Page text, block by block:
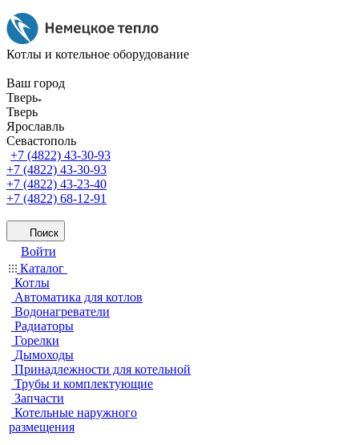
Котлы и котельное оборудование
Ваш город
Тверь
Тверь
Ярославль
Севастополь
+7 (4822) 43-30-93
+7 (4822) 43-30-93
+7 (4822) 43-23-40
+7 (4822) 68-12-91
Поиск
Войти
Каталог
Котлы
Автоматика для котлов
Водонагреватели
Радиаторы
Горелки
Дымоходы
Принадлежности для котельной
Трубы и комплектующие
Запчасти
Котельные наружного
размещения